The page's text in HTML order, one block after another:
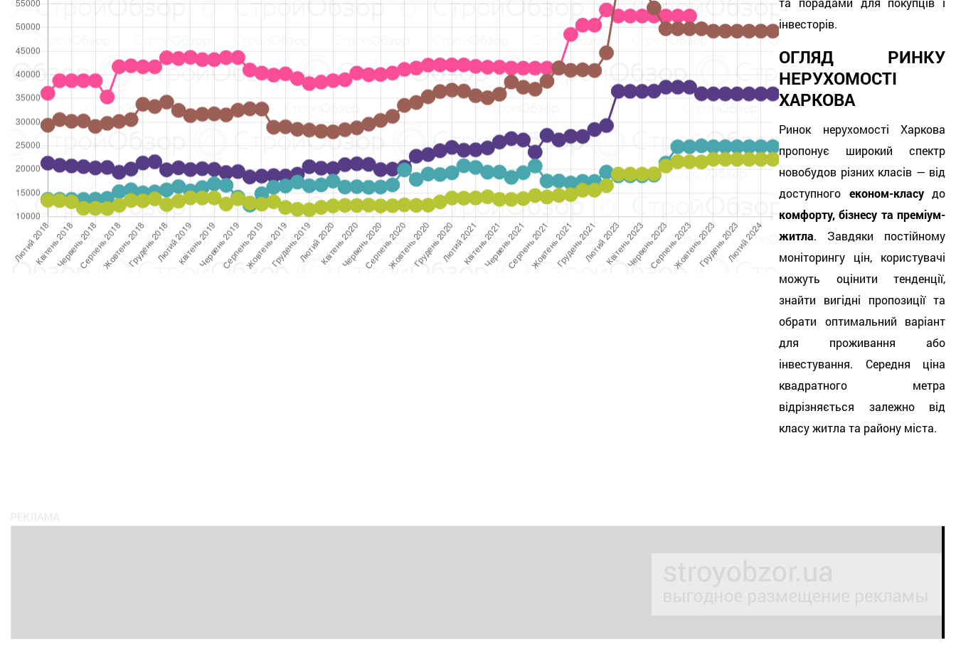
інвесторів.
ОГЛЯД РИНКУ
НЕРУХОМОСТІ
ХАРКОВА
Ринок нерухомості Харкова
пропонує широкий спектр
новобудов різних класів — від
доступного економ-класудо
комфорту, бізнесу та преміум-
житла. Завдяки постійному
моніторингу цін, користувачі
можуть оцінити тенденції,
знайти вигідні пропозиції та
обрати оптимальний варіант
для проживання або
інвестування. Середня ціна
квадратного метра
відрізняється залежно від
класу житла та району міста.